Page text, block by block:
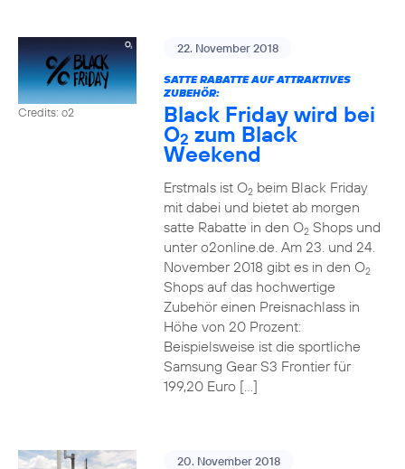
Credits: o2
22. November 2018
SATTE RABATTE AUF ATTRAKTIVES
ZUBEHÖR:
Black Friday wird bei
O2 zum Black
Weekend
Erstmals ist O2beim Black Friday
mit dabei und bietet ab morgen
satte Rabatte in den O2Shops und
unter o2online.de. Am 23. und 24.
November 2018 gibt es in den O2
Shops auf das hochwertige
Zubehör einen Preisnachlass in
Höhe von 20 Prozent:
Beispielsweise ist die sportliche
Samsung Gear S3 Frontier für
199,20 Euro […]
20. November 2018